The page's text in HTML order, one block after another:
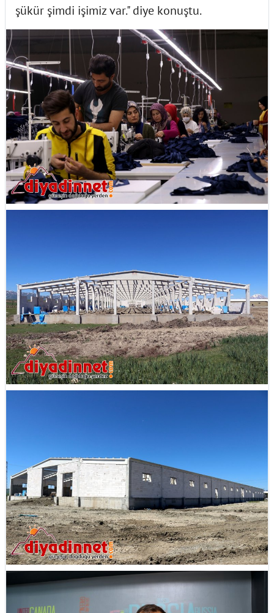
şükür şimdi işimiz var." diye konuştu.